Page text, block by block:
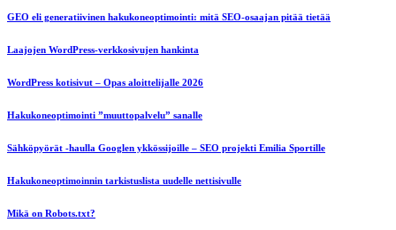
GEO eli generatiivinen hakukoneoptimointi: mitä SEO-osaajan pitää tietää
Laajojen WordPress-verkkosivujen hankinta
WordPress kotisivut – Opas aloittelijalle 2026
Hakukoneoptimointi ”muuttopalvelu” sanalle
Sähköpyörät -haulla Googlen ykkössijoille – SEO projekti Emilia Sportille
Hakukoneoptimoinnin tarkistuslista uudelle nettisivulle
Mikä on Robots.txt?